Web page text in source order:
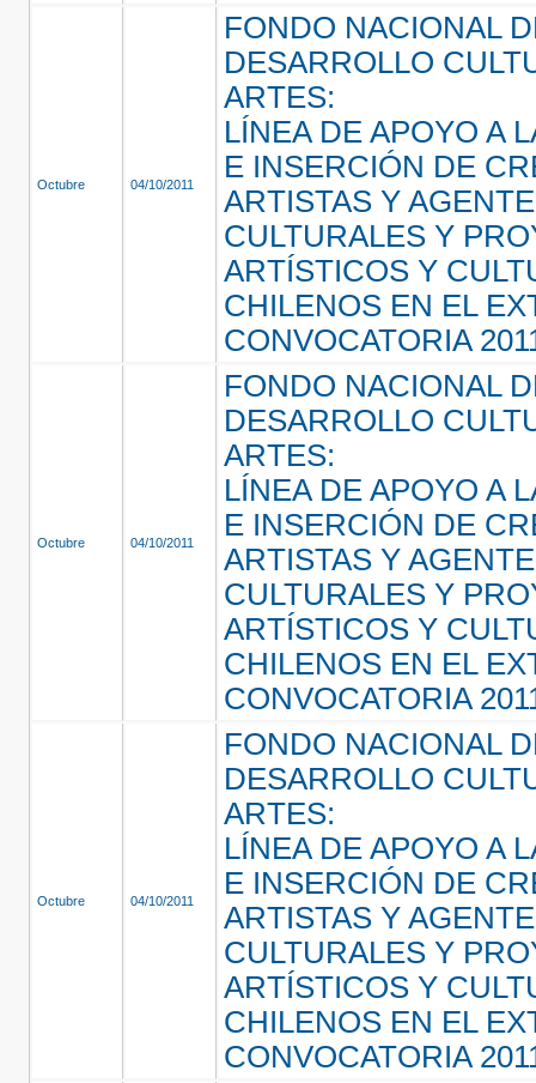
Octubre 04/10/2011
FONDO NACIONAL
DESARROLLO
ARTES:
LÍNEA DE APOYO A
E INSERCIÓN DE
ARTISTAS Y
CULTURALES Y
ARTÍSTICOS Y
CHILENOS EN EL
CONVOCATORIA
Octubre 04/10/2011
FONDO NACIONAL
DESARROLLO
ARTES:
LÍNEA DE APOYO A
E INSERCIÓN DE
ARTISTAS Y
CULTURALES Y
ARTÍSTICOS Y
CHILENOS EN EL
CONVOCATORIA
Octubre 04/10/2011
FONDO NACIONAL
DESARROLLO
ARTES:
LÍNEA DE APOYO A
E INSERCIÓN DE
ARTISTAS Y
CULTURALES Y
ARTÍSTICOS Y
CHILENOS EN EL
CONVOCATORIA